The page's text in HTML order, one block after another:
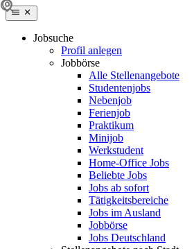
Jobsuche
Profil anlegen
Jobbörse
Alle Stellenangebote
Studentenjobs
Nebenjob
Ferienjob
Praktikum
Minijob
Werkstudent
Home-Office Jobs
Beliebte Jobs
Jobs ab sofort
Tätigkeitsbereiche
Jobs im Ausland
Jobbörse
Jobs Deutschland